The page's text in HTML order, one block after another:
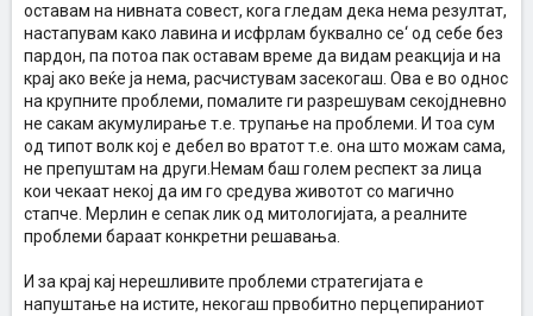
оставам на нивната совест, кога гледам дека нема резултат,
настапувам како лавина и исфрлам буквално се‘ од себе без
пардон, па потоа пак оставам време да видам реакција и на
крај ако веќе ја нема, расчистувам засекогаш. Ова е во однос
на крупните проблеми, помалите ги разрешувам секојдневно
не сакам акумулирање т.е. трупање на проблеми. И тоа сум
од типот волк кој е дебел во вратот т.е. она што можам сама,
не препуштам на други.Немам баш голем респект за лица
кои чекаат некој да им го средува животот со магично
стапче. Мерлин е сепак лик од митологијата, а реалните
проблеми бараат конкретни решавања.
И за крај кај нерешливите проблеми стратегијата е
напуштање на истите, некогаш првобитно перцепираниот